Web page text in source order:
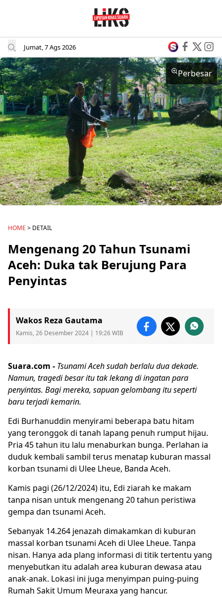
Jumat, 7 Ags 2026
Perbesar
HOME > DETAIL
Mengenang 20 Tahun Tsunami
Aceh: Duka tak Berujung Para
Penyintas
Wakos Reza Gautama
Kamis, 26 Desember 2024 | 19:26 WIB
Suara.com - Tsunami Acehsudah berlalu dua dekade.
Namun, tragedibesar itu tak lekang di ingatan para
penyintas. Bagi mereka, sapuan gelombang itu seperti
baru terjadi kemarin.
Edi Burhanuddin menyirami beberapa batu hitam
yang teronggok di tanah lapang penuh rumput hijau.
Pria 45 tahun itu lalu menaburkan bunga. Perlahan ia
duduk kembali sambil terus menatap kuburan massal
korban tsunami di Ulee Lheue, Banda Aceh.
Kamis pagi (26/12/2024) itu, Edi ziarah ke makam
tanpa nisan untuk mengenang 20 tahun peristiwa
gempa dan tsunami Aceh.
Sebanyak 14.264 jenazah dimakamkan di kuburan
massal korban tsunami Aceh di Ulee Lheue. Tanpa
nisan. Hanya ada plang informasi di titik tertentu yang
menyebutkan itu adalah area kuburan dewasa atau
anak-anak. Lokasi ini juga menyimpan puing-puing
Rumah Sakit Umum Meuraxa yang hancur.